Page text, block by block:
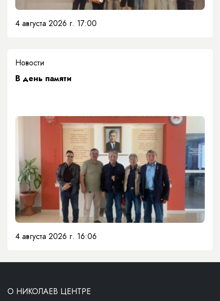
4 августа 2026 г. 17:00
Новости
​В день памяти
4 августа 2026 г. 16:06
О НИКОЛАЕВ ЦЕНТРЕ